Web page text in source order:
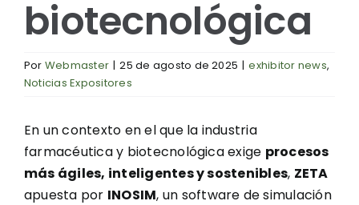
biotecnológica
Por Webmaster | 25 de agosto de 2025 | exhibitor news,
Noticias Expositores
En un contexto en el que la industria
farmacéutica y biotecnológica exige procesos
más ágiles, inteligentes y sostenibles, ZETA
apuesta por INOSIM, un software de simulación